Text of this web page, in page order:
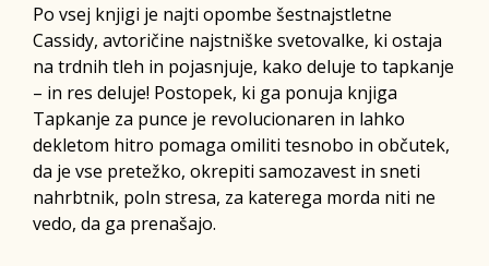
Po vsej knjigi je najti opombe šestnajstletne
Cassidy, avtoričine najstniške svetovalke, ki ostaja
na trdnih tleh in pojasnjuje, kako deluje to tapkanje
– in res deluje! Postopek, ki ga ponuja knjiga
Tapkanje za punce je revolucionaren in lahko
dekletom hitro pomaga omiliti tesnobo in občutek,
da je vse pretežko, okrepiti samozavest in sneti
nahrbtnik, poln stresa, za katerega morda niti ne
vedo, da ga prenašajo.